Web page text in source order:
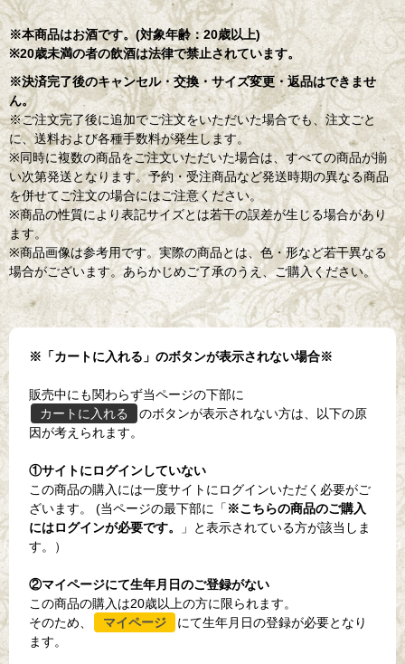
※本商品はお酒です。(対象年齢：20歳以上)
※20歳未満の者の飲酒は法律で禁止されています。
※決済完了後のキャンセル・交換・サイズ変更・返品はできませ
ん。
※ご注文完了後に追加でご注文をいただいた場合でも、注文ごと
に、送料および各種手数料が発生します。
※同時に複数の商品をご注文いただいた場合は、すべての商品が揃
い次第発送となります。予約・受注商品など発送時期の異なる商品
を併せてご注文の場合にはご注意ください。
※商品の性質により表記サイズとは若干の誤差が生じる場合があり
ます。
※商品画像は参考用です。実際の商品とは、色・形など若干異なる
場合がございます。あらかじめご了承のうえ、ご購入ください。
※「カートに入れる」のボタンが表示されない場合※
販売中にも関わらず当ページの下部に
カートに入れる
のボタンが表示されない方は、以下の原
因が考えられます。
①サイトにログインしていない
この商品の購入には一度サイトにログインいただく必要がご
ざいます。 (当ページの最下部に「 ※こちらの商品のご購入
にはログインが必要です。
」と表示されている方が該当しま
す。）
②マイページにて生年月日のご登録がない
この商品の購入は20歳以上の方に限られます。
そのため、
マイページ
にて生年月日の登録が必要となり
ます。